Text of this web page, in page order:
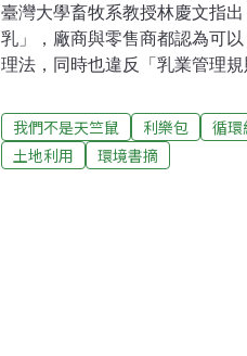
臺灣大學畜牧系教授林慶文指
乳」，廠商與零售商都認為可
理法，同時也違反「乳業管理
利樂包也是無菌真空包裝，廠
需要冷藏，藉此省下冷藏設備
管理規則」與廠商把鮮乳冷藏
同時也是維護品質的一種主要
裝，已逐漸在臺灣地區「流行
我們不是天竺鼠 利樂包 循環
土地利用
環境書摘